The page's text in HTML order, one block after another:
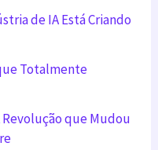
de IA Está Criando
Totalmente
que Mudou